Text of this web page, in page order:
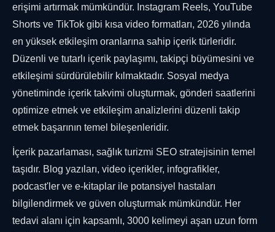
erişimi artırmak mümkündür. Instagram Reels, YouTube
Shorts ve TikTok gibi kısa video formatları, 2026 yılında
en yüksek etkileşim oranlarına sahip içerik türleridir.
Düzenli ve tutarlı içerik paylaşımı, takipçi büyümesini ve
etkileşimi sürdürülebilir kılmaktadır. Sosyal medya
yönetiminde içerik takvimi oluşturmak, gönderi saatlerini
optimize etmek ve etkileşim analizlerini düzenli takip
etmek başarının temel bileşenleridir.
İçerik pazarlaması, sağlık turizmi SEO stratejisinin temel
taşıdır. Blog yazıları, video içerikler, infografikler,
podcast'ler ve e-kitaplar ile potansiyel hastaları
bilgilendirmek ve güven oluşturmak mümkündür. Her
tedavi alanı için kapsamlı, 3000 kelimeyi aşan uzun form